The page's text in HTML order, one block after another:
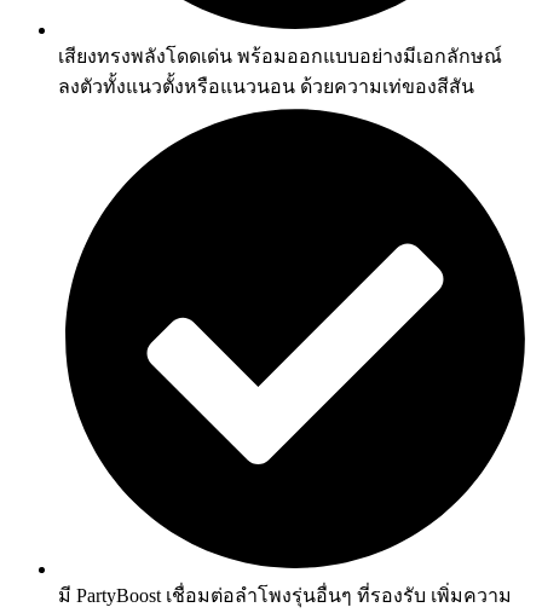
เสียงทรงพลังโดดเด่น พร้อมออกแบบอย่างมีเอกลักษณ์
ลงตัวทั้งแนวตั้งหรือแนวนอน ด้วยความเท่ของสีสัน
มี PartyBoost เชื่อมต่อลำโพงรุ่นอื่นๆ ที่รองรับ เพิ่มความ